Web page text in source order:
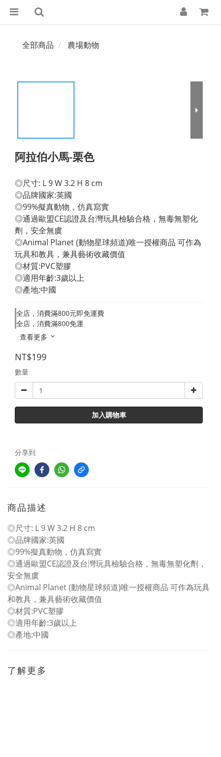
全部商品 農場動物
阿拉伯小馬-栗色
◎尺寸: L 9 W 3.2 H 8 cm
◎品牌國家:英國
◎99%擬真動物，仿真寫實
◎通過歐盟CE認證及台灣玩具檢驗合格，無毒無塑化
劑，安全無虞
◎Animal Planet (動物星球頻道)唯一授權商品 可作為
玩具和教具，兼具藝術收藏價值
◎材質:PVC塑膠
◎適用年齡:3歲以上
◎產地:中國
全店，消費滿800元即免運費
全店，消費滿800免運
查看更多
NT$199
數量
加入購物車
分享到
商品描述
◎尺寸: L 9 W 3.2 H 8 cm
◎品牌國家:英國
◎99%擬真動物，仿真寫實
◎通過歐盟CE認證及台灣玩具檢驗合格，無毒無塑化劑，
安全無虞
◎Animal Planet (動物星球頻道)唯一授權商品 可作為玩具
和教具，兼具藝術收藏價值
◎材質:PVC塑膠
◎適用年齡:3歲以上
◎產地:中國
了解更多